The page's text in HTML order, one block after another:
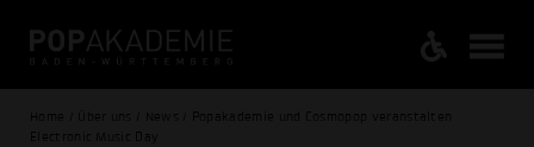
Home / Über uns / News / Popakademie und Cosmopop veranstalten
Electronic Music Day